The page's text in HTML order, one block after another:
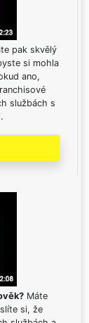
pak skvělý
si mohla
ano,
službách s
Máte
si, že